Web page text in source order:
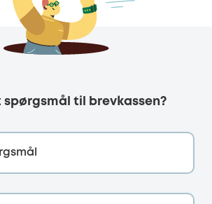
spørgsmål til brevkassen?